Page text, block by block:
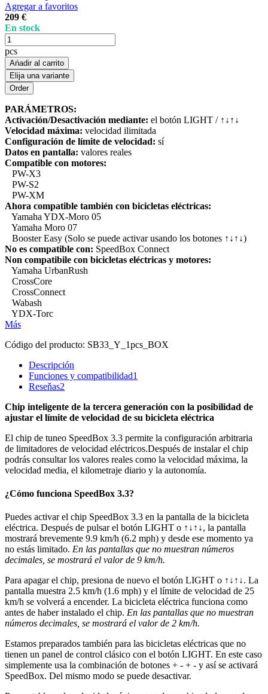
Agregar a favoritos
209 €
En stock
pcs
Ańadir al carrito
Elija una variante
PARÁMETROS:
Activación/Desactivación mediante: el botón LIGHT / ↑↓↑↓
Velocidad máxima: velocidad ilimitada
Configuración de límite de velocidad: sí
Datos en pantalla: valores reales
Compatible con motores:
PW-X3
PW-S2
PW-XM
Ahora compatible también con bicicletas eléctricas:
Yamaha YDX-Moro 05
Yamaha Moro 07
Booster Easy (Solo se puede activar usando los botones ↑↓↑↓)
No es compatible con: SpeedBox Connect
Non compatibile con bicicletas eléctricas y motores:
Yamaha UrbanRush
CrossCore
CrossConnect
Wabash
YDX-Torc
Más
Código del producto: SB33_Y_1pcs_BOX
Descripción
Funciones y compatibilidad1
Reseňas2
Chip inteligente de la tercera generación con la posibilidad de
ajustar el límite de velocidad de su bicicleta eléctrica
El chip de tuneo SpeedBox 3.3 permite la configuración arbitraria
de limitadores de velocidad eléctricos.Después de instalar el chip
podrás consultar los valores reales como la velocidad máxima, la
velocidad media, el kilometraje diario y la autonomía.
¿Cómo funciona SpeedBox 3.3?
Puedes activar el chip SpeedBox 3.3 en la pantalla de la bicicleta
eléctrica. Después de pulsar el botón LIGHT o ↑↓↑↓, la pantalla
mostrará brevemente 9.9 km/h (6.2 mph) y desde ese momento ya
no estás limitado. En las pantallas que no muestran números
decimales, se mostrará el valor de 9 km/h.
Para apagar el chip, presiona de nuevo el botón LIGHT o ↑↓↑↓. La
pantalla muestra 2.5 km/h (1.6 mph) y el límite de velocidad de 25
km/h se volverá a encender. La bicicleta eléctrica funciona como
antes de haber instalado el chip. En las pantallas que no muestran
números decimales, se mostrará el valor de 2 km/h.
Estamos preparados también para las bicicletas eléctricas que no
tienen un panel de control clásico con el botón LIGHT. En este caso
simplemente usa la combinación de botones + - + - y así se activará
SpeedBox. Del mismo modo se puede desactivar.